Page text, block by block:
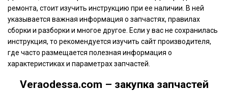
ремонта, стоит изучить инструкцию при ее наличии. В ней
указывается важная информация о запчастях, правилах
сборки и разборки и многое другое. Если у вас не сохранилась
инструкция, то рекомендуется изучить сайт производителя,
где часто размещается полезная информация о
характеристиках и параметрах запчастей.
Veraodessa.com – закупка запчастей